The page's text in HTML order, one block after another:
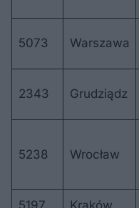
5073 Warszawa
2343 Grudziądz
5238 Wrocław
5197 Kraków